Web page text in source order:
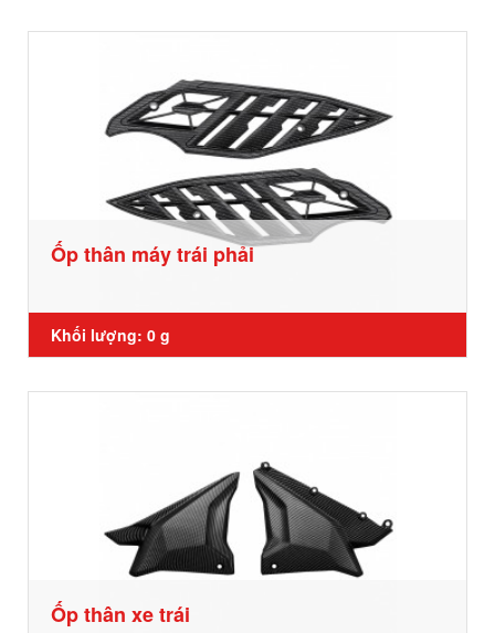
Ốp thân máy trái phải
Khối lượng: 0 g
Ốp thân xe trái